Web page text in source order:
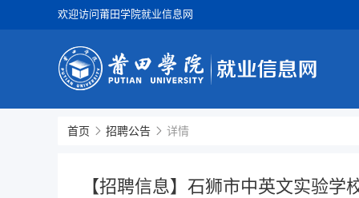
欢迎访问莆田学院就业信息网
首页 招聘公告 详情
【招聘信息】石狮市中英文实验